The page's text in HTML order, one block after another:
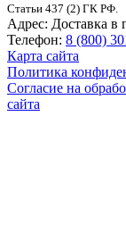
Статьи 437 (2) ГК РФ.
Адрес: Доставка в
Телефон: 8 (800)
Карта сайта
Политика
Согласие на
сайта